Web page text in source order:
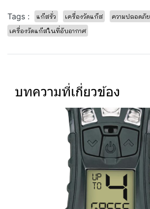
Tags : แก๊สรั่ว เครื่องวัดแก๊ส
ความปลอดภัย
เครื่องวัดแก๊สในที่อับอากาศ
บทความที่เกี่ยวข้อง